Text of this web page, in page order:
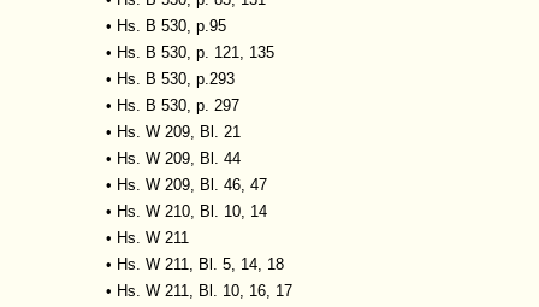
• Hs. B 530, p.95
• Hs. B 530, p. 121, 135
• Hs. B 530, p.293
• Hs. B 530, p. 297
• Hs. W 209, Bl. 21
• Hs. W 209, Bl. 44
• Hs. W 209, Bl. 46, 47
• Hs. W 210, Bl. 10, 14
• Hs. W 211
• Hs. W 211, Bl. 5, 14, 18
• Hs. W 211, Bl. 10, 16, 17